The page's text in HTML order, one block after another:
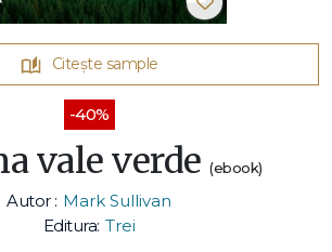
Citește sample
-40%
vale verde(ebook)
Autor : Mark Sullivan
Editura: Trei